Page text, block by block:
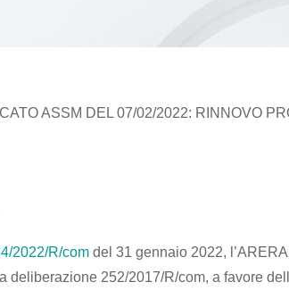
ASSM DEL 07/02/2022: RINNOVO
2022/R/com del 31 gennaio 2022,
deliberazione 252/2017/R/com, a favore